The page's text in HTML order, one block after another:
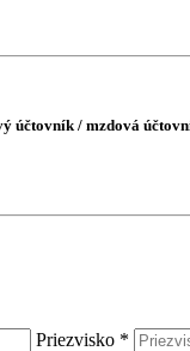
účtovník / mzdová
Priezvisko *